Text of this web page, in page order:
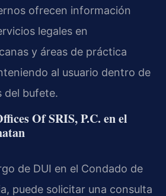
ofrecen información
legales en
y áreas de práctica
al usuario dentro de
del bufete.
Of SRIS, P.C. en el
de DUI en el Condado de
puede solicitar una consulta